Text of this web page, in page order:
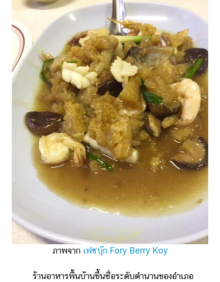
กระปุก
คอร์ส
ออนไลน์
ออนไลน์
ติดต่อ
โฆษณา
ปัญหา
เรา
ภาพจาก เฟซบุ๊ก Fory Berry Koy
ร้านอาหารพื้นบ้านขึ้นชื่อระดับตำนานของอำเภอ